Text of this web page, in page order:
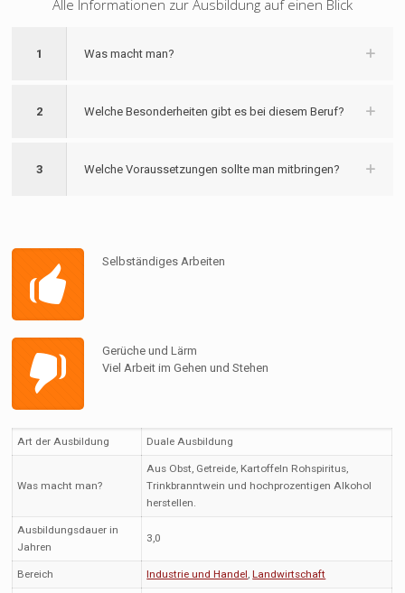
Alle Informationen zur Ausbildung auf einen Blick
1 Was macht man?
2 Welche Besonderheiten gibt es bei diesem Beruf?
3 Welche Voraussetzungen sollte man mitbringen?
Selbständiges Arbeiten
Gerüche und Lärm
Viel Arbeit im Gehen und Stehen
Art der Ausbildung Duale Ausbildung
Was macht man?
Aus Obst, Getreide, Kartoffeln Rohspiritus,
Trinkbranntwein und hochprozentigen Alkohol
herstellen.
Ausbildungsdauer in
Jahren
3,0
Bereich Industrie und Handel,Landwirtschaft